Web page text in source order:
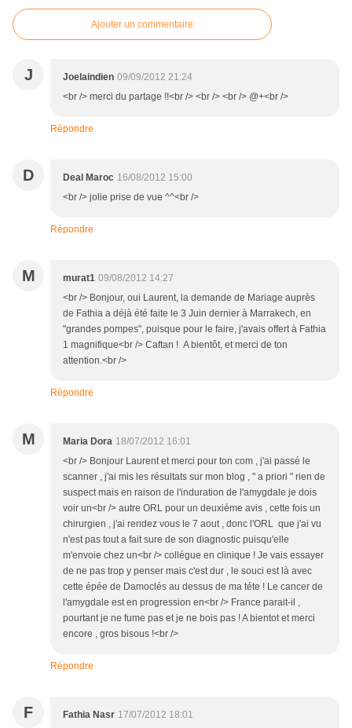
Ajouter un commentaire
J Joelaindien 09/09/2012 21:24
<br /> merci du partage !!<br /> <br /> <br /> @+<br />
Répondre
D Deal Maroc 16/08/2012 15:00
<br /> jolie prise de vue ^^<br />
Répondre
M murat1 09/08/2012 14:27
<br /> Bonjour, oui Laurent, la demande de Mariage auprès
de Fathia a déjà été faite le 3 Juin dernier à Marrakech, en
"grandes pompes", puisque pour le faire, j'avais offert à Fathia
1 magnifique<br /> Caftan ! A bientôt, et merci de ton
attention.<br />
Répondre
M Maria Dora 18/07/2012 16:01
<br /> Bonjour Laurent et merci pour ton com , j'ai passé le
scanner , j'ai mis les résultats sur mon blog , " a priori " rien de
suspect mais en raison de l'induration de l'amygdale je dois
voir un<br /> autre ORL pour un deuxiéme avis , cette fois un
chirurgien , j'ai rendez vous le 7 aout , donc l'ORL que j'ai vu
n'est pas tout a fait sure de son diagnostic puisqu'elle
m'envoie chez un<br /> collégue en clinique ! Je vais essayer
de ne pas trop y penser mais c'est dur , le souci est là avec
cette épée de Damoclés au dessus de ma téte ! Le cancer de
l'amygdale est en progression en<br /> France parait-il ,
pourtant je ne fume pas et je ne bois pas ! A bientot et merci
encore , gros bisous !<br />
Répondre
F Fathia Nasr 17/07/2012 18:01